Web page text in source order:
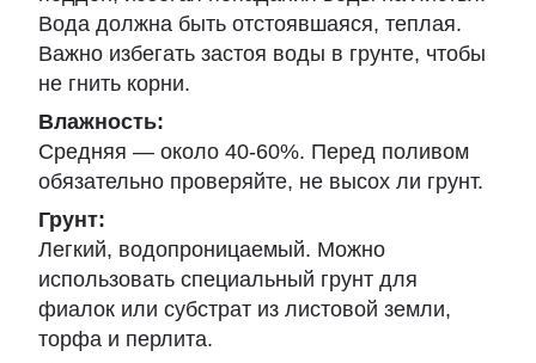
Вода должна быть отстоявшаяся, теплая.
Важно избегать застоя воды в грунте, чтобы
не гнить корни.
Влажность:
Средняя — около 40-60%. Перед поливом
обязательно проверяйте, не высох ли грунт.
Грунт:
Легкий, водопроницаемый. Можно
использовать специальный грунт для
фиалок или субстрат из листовой земли,
торфа и перлита.